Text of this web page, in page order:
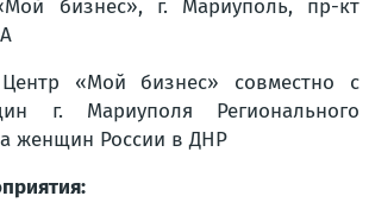
бизнес», г. Мариуполь, пр-кт
Центр «Мой бизнес» совместно с
г. Мариуполя Регионального
женщин России в ДНР